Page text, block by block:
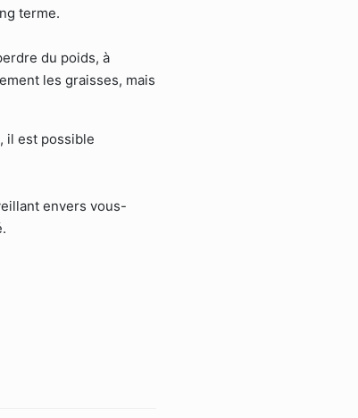
terme.
du poids, à
les graisses, mais
il est possible
envers vous-